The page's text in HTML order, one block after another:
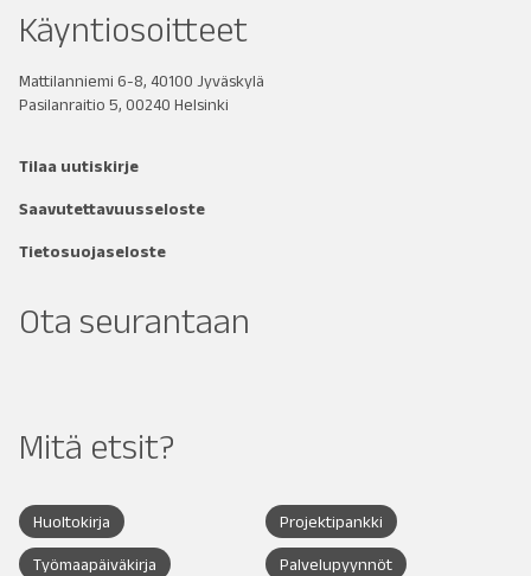
Käyntiosoitteet
Mattilanniemi 6-8, 40100 Jyväskylä
Pasilanraitio 5, 00240 Helsinki
Tilaa uutiskirje
Saavutettavuusseloste
Tietosuojaseloste
Ota seurantaan
Mitä etsit?
Huoltokirja Projektipankki
Työmaapäiväkirja Palvelupyynnöt